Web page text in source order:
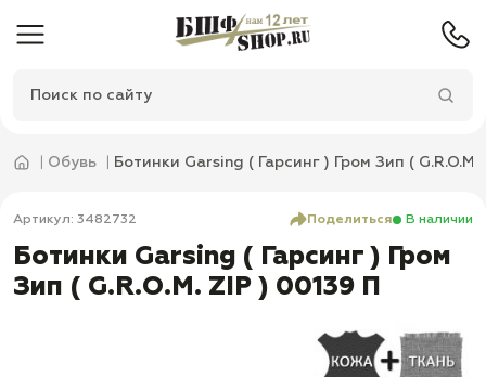
Обувь Ботинки Garsing ( Гарсинг ) Гром Зип ( G.R.O.M.
Артикул: 3482732 Поделиться В наличии
Ботинки Garsing ( Гарсинг ) Гром
Зип ( G.R.O.M. ZIP ) 00139 П